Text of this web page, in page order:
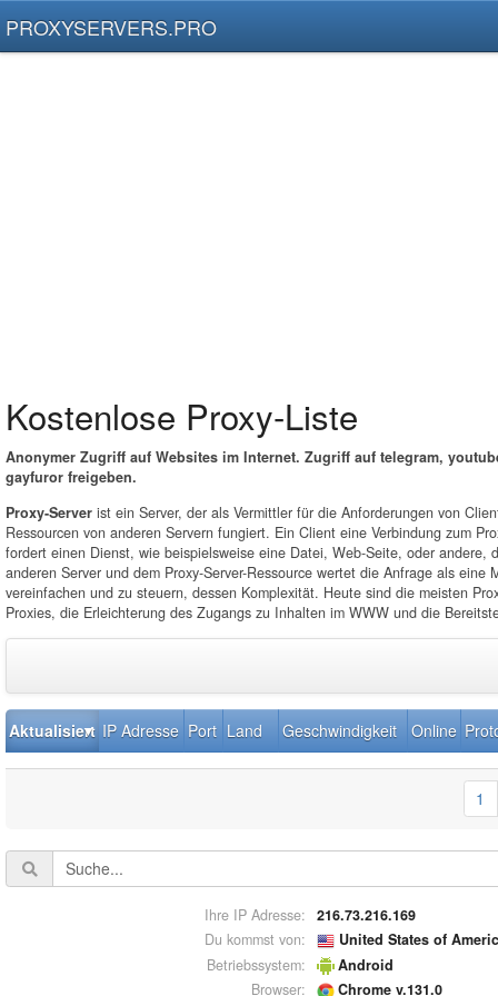
PROXYSERVERS.PRO
Kostenlose Proxy-Liste
Anonymer Zugriff auf Websites im Internet. Zugriff auf telegram,
gayfuror freigeben.
Proxy-Server ist ein Server, der als Vermittler für die Anforderungen von
Ressourcen von anderen Servern fungiert. Ein Client eine Verbindung zum
fordert einen Dienst, wie beispielsweise eine Datei, Web-Seite, oder andere,
anderen Server und dem Proxy-Server-Ressource wertet die Anfrage als eine
vereinfachen und zu steuern, dessen Komplexität. Heute sind die meisten
Proxies, die Erleichterung des Zugangs zu Inhalten im WWW und die
Aktualisiert IP Adresse Port Land Geschwindigkeit Online
1
Ihre IP Adresse:
216.73.216.169
Du kommst von:
United States of
Betriebssystem:
Android
Browser:
Chrome v.131.0